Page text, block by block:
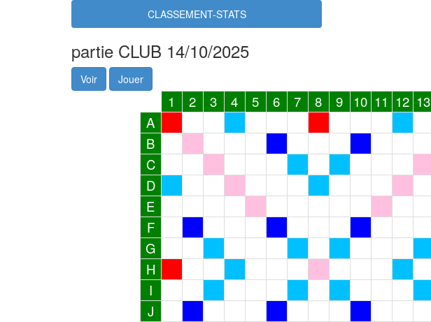
CLASSEMENT-STATS
partie CLUB 14/10/2025
Voir Jouer
1 2 3 4 5 6 7 8 9 10 11 12 13
A
B
C
D
E
F
G
H
I
J